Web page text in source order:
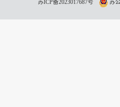
苏ICP备2023017687号
苏